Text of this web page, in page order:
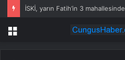
İSKİ, yarın Fatih’in 3
Menü